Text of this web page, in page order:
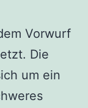
Vorwurf
Die
um ein